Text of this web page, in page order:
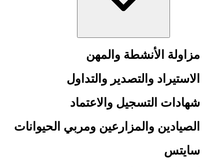
مزاولة الأنشطة والمهن
الاستيراد والتصدير والتداول
شهادات التسجيل والاعتماد
الصيادين والمزارعين ومربي الحيوانات
سايتس